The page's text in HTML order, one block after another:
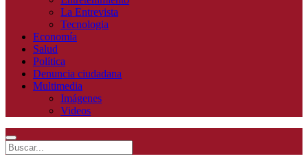
La Entrevista
Tecnologia
Economía
Salud
Política
Denuncia ciudadana
Multimedia
Imágenes
Videos